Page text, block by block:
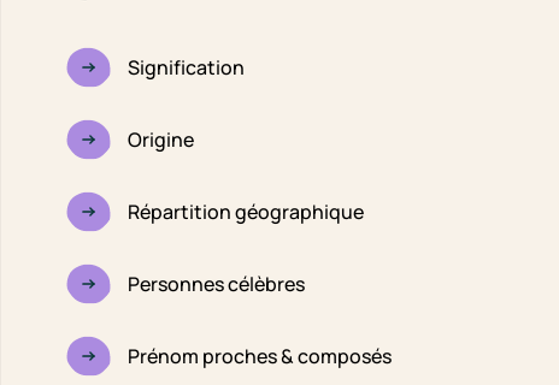
Signification
Origine
Répartition géographique
Personnes célèbres
Prénom proches & composés